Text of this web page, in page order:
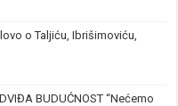
o Taljiću, Ibrišimoviću,
BUDUĆNOST “Nećemo